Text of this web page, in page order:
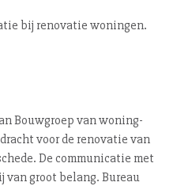
bij renovatie woningen.
Bouwgroep van wo­ning­
voor de renovatie van
De com­mu­ni­ca­tie met
van groot belang. Bureau